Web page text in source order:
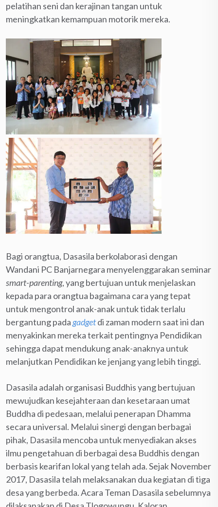
pelatihan seni dan kerajinan tangan untuk
meningkatkan kemampuan motorik mereka.
Bagi orangtua, Dasasila berkolaborasi dengan
Wandani PC Banjarnegara menyelenggarakan seminar
smart-parenting, yang bertujuan untuk menjelaskan
kepada para orangtua bagaimana cara yang tepat
untuk mengontrol anak-anak untuk tidak terlalu
bergantung padagadgetdi zaman modern saat ini dan
menyakinkan mereka terkait pentingnya Pendidikan
sehingga dapat mendukung anak-anaknya untuk
melanjutkan Pendidikan ke jenjang yang lebih tinggi.
Dasasila adalah organisasi Buddhis yang bertujuan
mewujudkan kesejahteraan dan kesetaraan umat
Buddha di pedesaan, melalui penerapan Dhamma
secara universal. Melalui sinergi dengan berbagai
pihak, Dasasila mencoba untuk menyediakan akses
ilmu pengetahuan di berbagai desa Buddhis dengan
berbasis kearifan lokal yang telah ada. Sejak November
2017, Dasasila telah melaksanakan dua kegiatan di tiga
desa yang berbeda. Acara Teman Dasasila sebelumnya